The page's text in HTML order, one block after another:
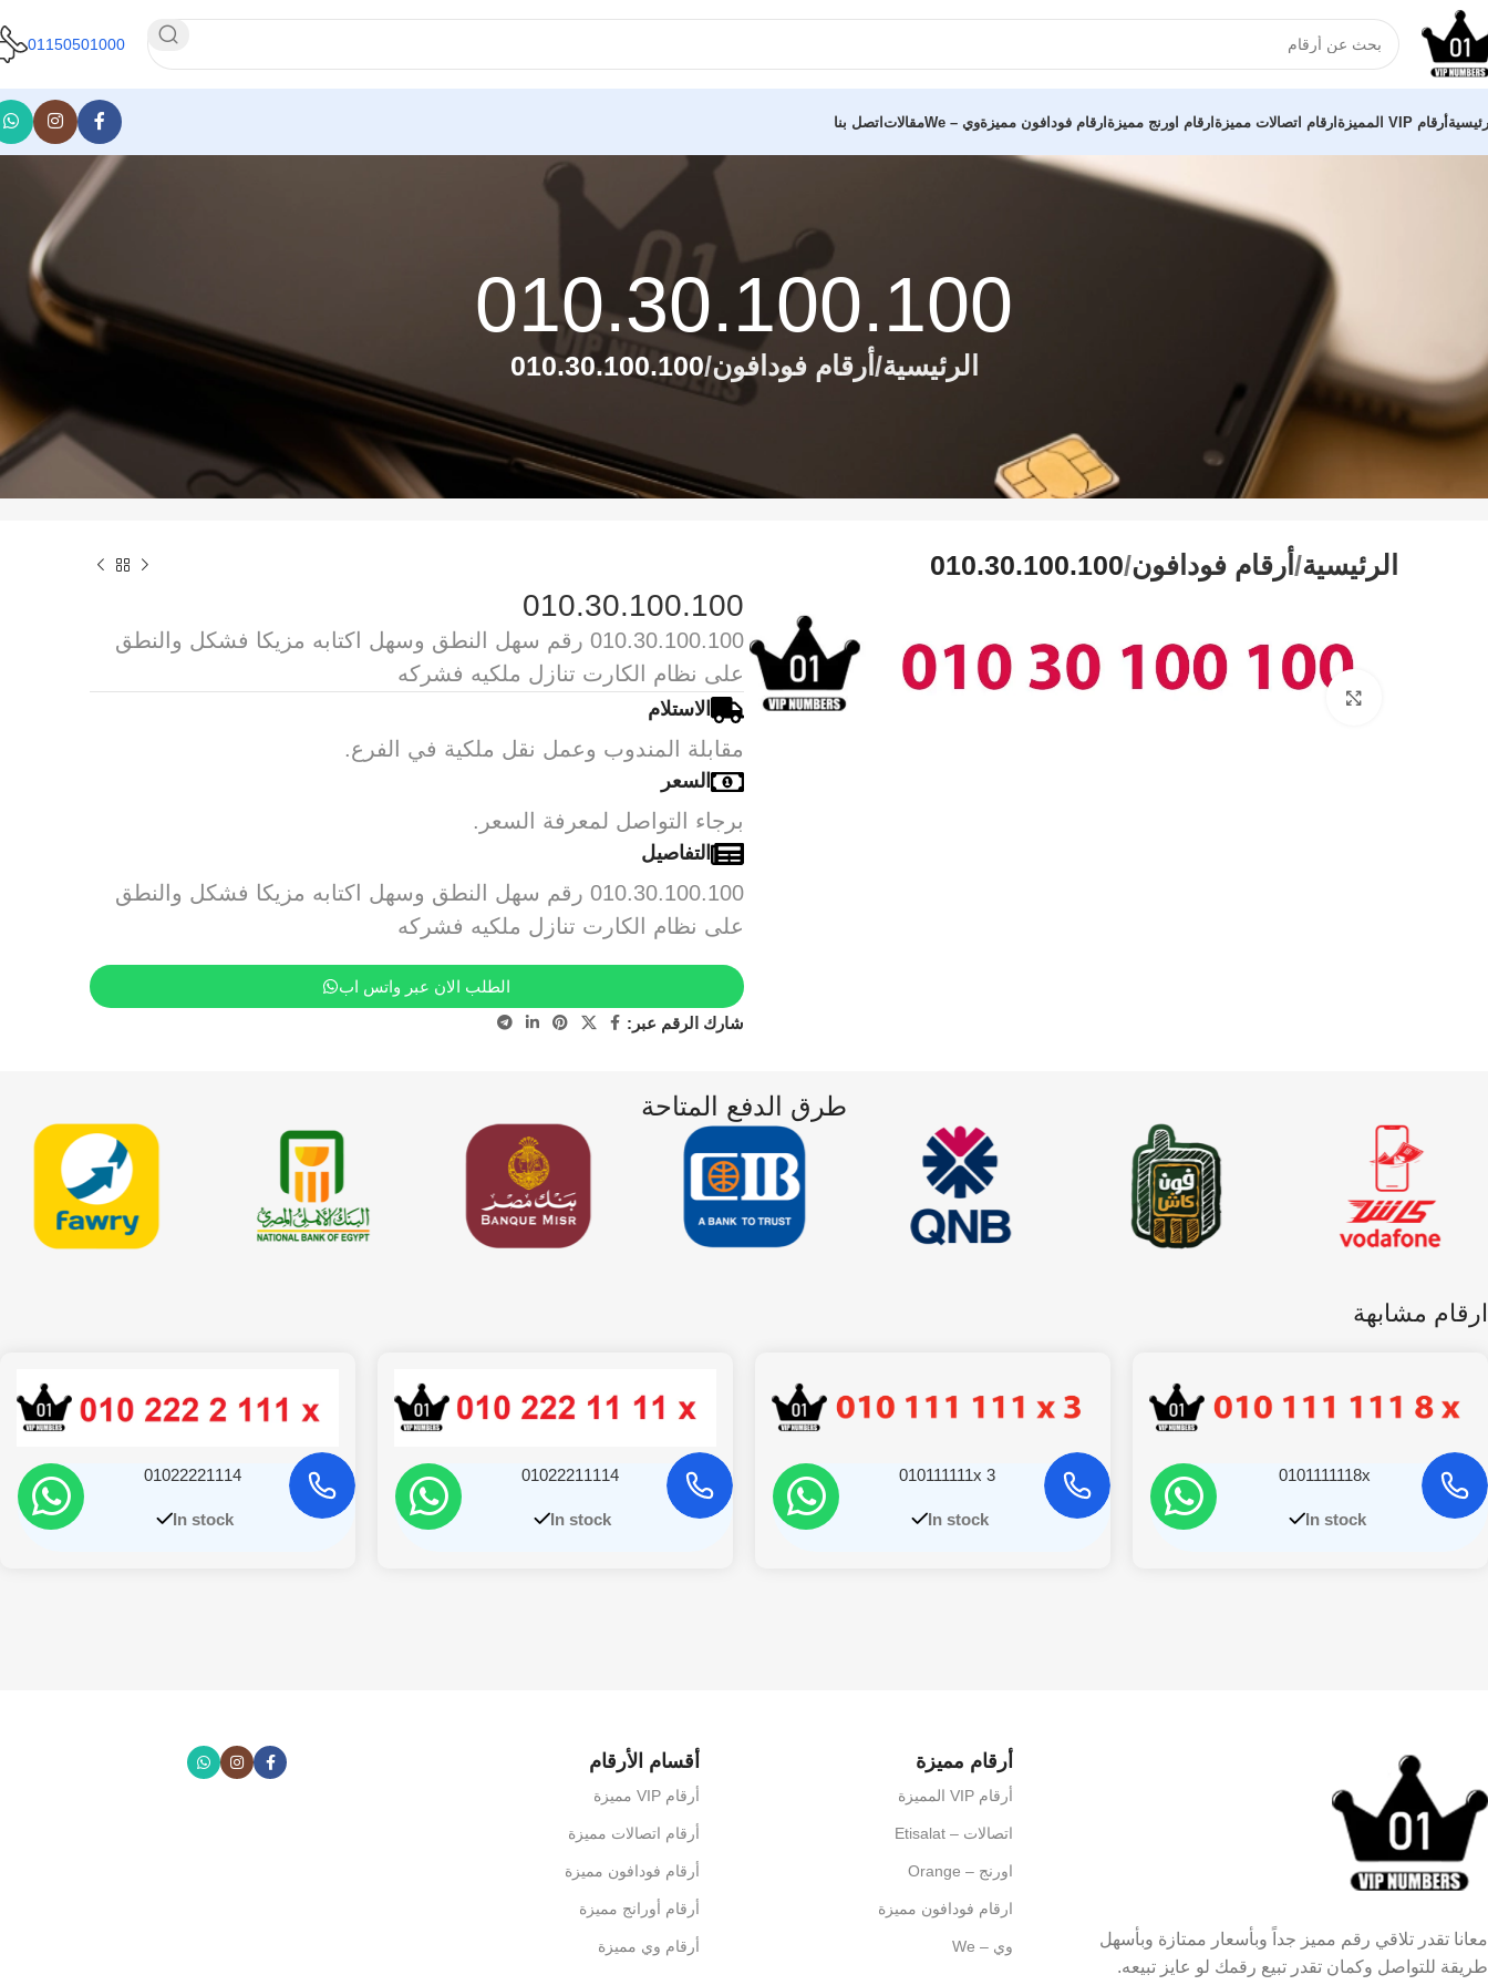
01150501000
أرقام VIP المميزة ارقام اتصالات مميزةارقام اورنج مميزةارقام فودافون مميزةوي – We مقالاتاتصل بنا
010.30.100.100
الرئيسية أرقام فودافون 010.30.100.100
الرئيسية أرقام فودافون 010.30.100.100
010.30.100.100
010.30.100.100 رقم سهل النطق وسهل اكتابه مزيكا فشكل والنطق
على نظام الكارت تنازل ملكيه فشركه
الاستلام
مقابلة المندوب وعمل نقل ملكية في الفرع.
السعر
برجاء التواصل لمعرفة السعر.
التفاصيل
010.30.100.100 رقم سهل النطق وسهل اكتابه مزيكا فشكل والنطق
على نظام الكارت تنازل ملكيه فشركه
الطلب الان عبر واتس اب
شارك الرقم عبر:
طرق الدفع المتاحة
ارقام مشابهة
0101111118x
In stock
010111111x 3
In stock
01022211114
In stock
01022221114
In stock
معانا تقدر تلاقي رقم مميز جداً وبأسعار ممتازة وبأسهل
طريقة للتواصل وكمان تقدر تبيع رقمك لو عايز تبيعه.
أرقام مميزة
أرقام VIP المميزة
اتصالات – Etisalat
اورنج – Orange
ارقام فودافون مميزة
وي – We
أقسام الأرقام
أرقام VIP مميزة
أرقام اتصالات مميزة
أرقام فودافون مميزة
أرقام أورانج مميزة
أرقام وي مميزة